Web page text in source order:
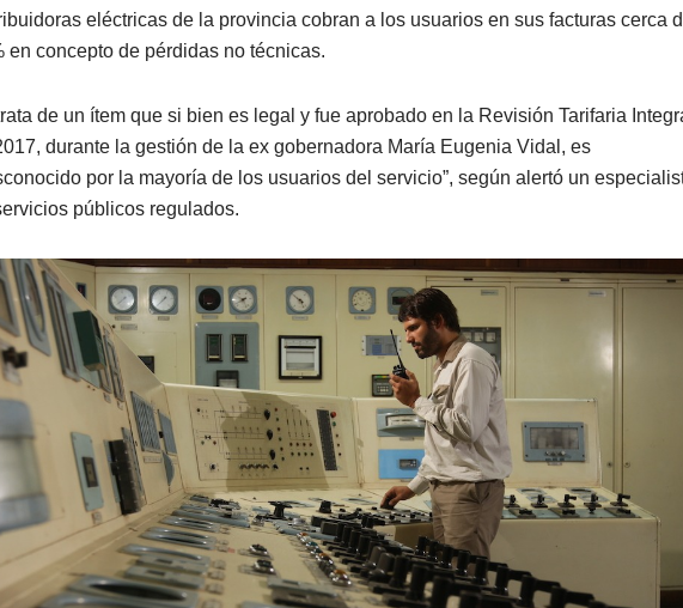
eléctricas de la provincia cobran a los usuarios en sus facturas cerca
en concepto de pérdidas no técnicas.
de un ítem que si bien es legal y fue aprobado en la Revisión Tarifaria
durante la gestión de la ex gobernadora María Eugenia Vidal, es
por la mayoría de los usuarios del servicio”, según alertó un
públicos regulados.